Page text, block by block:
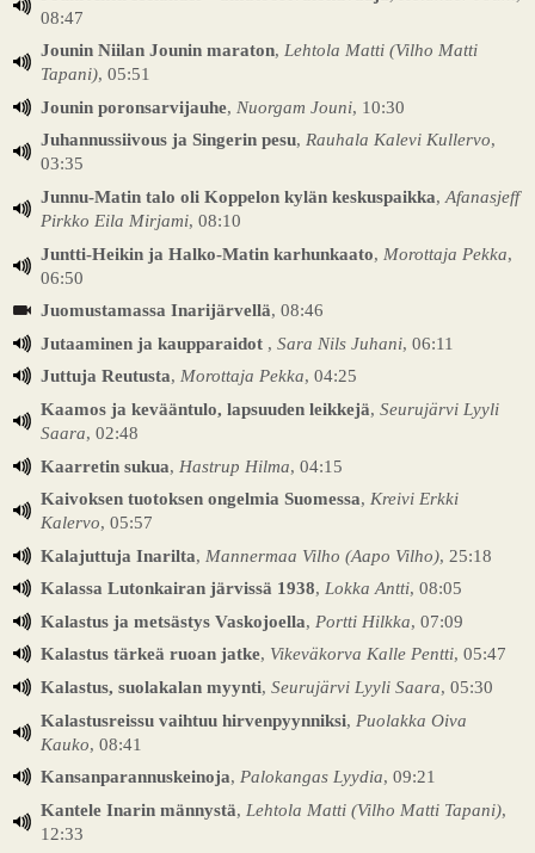
08:47
Jounin Niilan Jounin maraton, Lehtola Matti (Vilho Matti
Tapani), 05:51
Jounin poronsarvijauhe, Nuorgam Jouni, 10:30
Juhannussiivous ja Singerin pesu, Rauhala Kalevi Kullervo,
03:35
Junnu-Matin talo oli Koppelon kylän keskuspaikka, Afanasjeff
Pirkko Eila Mirjami, 08:10
Juntti-Heikin ja Halko-Matin karhunkaato, Morottaja Pekka,
06:50
Juomustamassa Inarijärvellä, 08:46
Jutaaminen ja kaupparaidot , Sara Nils Juhani, 06:11
Juttuja Reutusta, Morottaja Pekka, 04:25
Kaamos ja kevääntulo, lapsuuden leikkejä, Seurujärvi Lyyli
Saara, 02:48
Kaarretin sukua, Hastrup Hilma, 04:15
Kaivoksen tuotoksen ongelmia Suomessa, Kreivi Erkki
Kalervo, 05:57
Kalajuttuja Inarilta, Mannermaa Vilho (Aapo Vilho), 25:18
Kalassa Lutonkairan järvissä 1938, Lokka Antti, 08:05
Kalastus ja metsästys Vaskojoella, Portti Hilkka, 07:09
Kalastus tärkeä ruoan jatke, Vikeväkorva Kalle Pentti, 05:47
Kalastus, suolakalan myynti, Seurujärvi Lyyli Saara, 05:30
Kalastusreissu vaihtuu hirvenpyynniksi, Puolakka Oiva
Kauko, 08:41
Kansanparannuskeinoja, Palokangas Lyydia, 09:21
Kantele Inarin männystä, Lehtola Matti (Vilho Matti Tapani),
12:33